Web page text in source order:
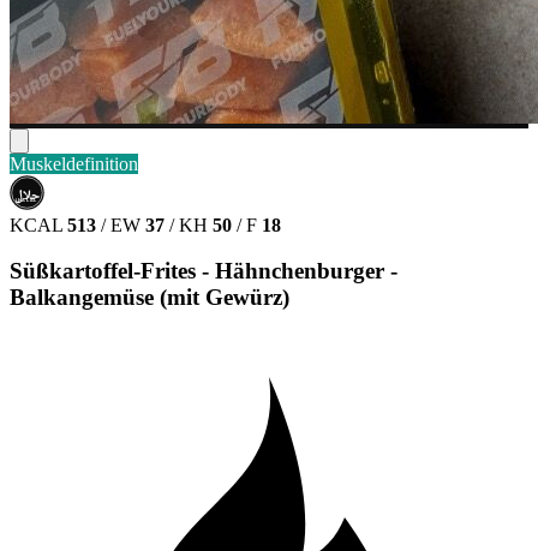
Muskeldefinition
حلال
HALAL
KCAL 513 / EW 37 / KH 50 / F 18
Süßkartoffel-Frites - Hähnchenburger -
Balkangemüse (mit Gewürz)